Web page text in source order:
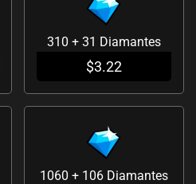
310 + 31 Diamantes
$3.22
1060 + 106 Diamantes